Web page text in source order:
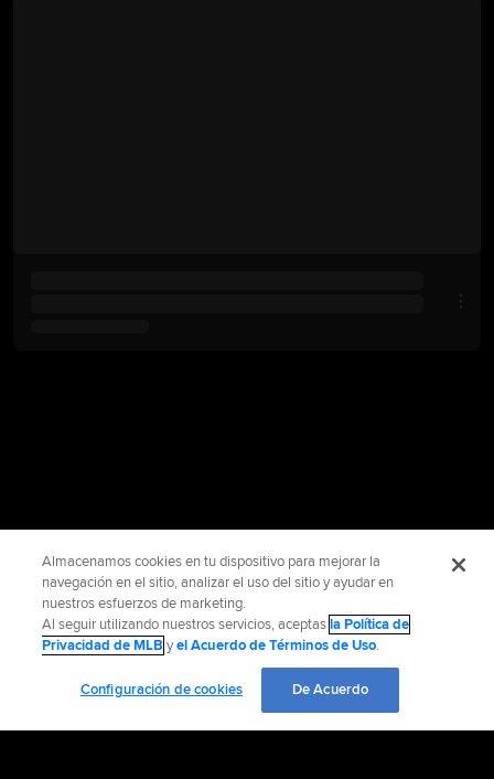
Almacenamos cookies en tu dispositivo para mejorar la
navegación en el sitio, analizar el uso del sitio y ayudar en
nuestros esfuerzos de marketing.
Al seguir utilizando nuestros servicios, aceptasla Política de
Privacidad de MLB yel Acuerdo de Términos de Uso.
Configuración de cookies De Acuerdo